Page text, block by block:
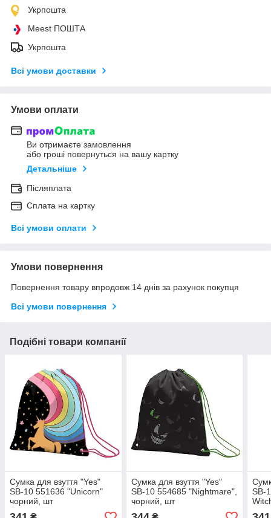
Укрпошта
Meest ПОШТА
Укрпошта
Всі умови доставки
Умови оплати
Ви отримаєте замовлення
або гроші повернуться на вашу картку
Детальніше
Післяплата
Сплата на картку
Всі умови оплати
Умови повернення
Повернення товару впродовж 14 днів за рахунок покупця
Всі умови повернення
Подібні товари компанії
Сумка для взуття "Yes"
SB-10 551636 "Unicorn"
чорний, шт
Сумка для взуття "Yes"
SB-10 554685 "Nightmare",
чорний, шт
SB-